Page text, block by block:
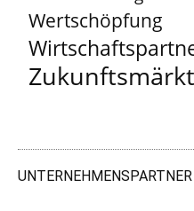
Wertschöpfung
UNTERNEHMENSPARTNER